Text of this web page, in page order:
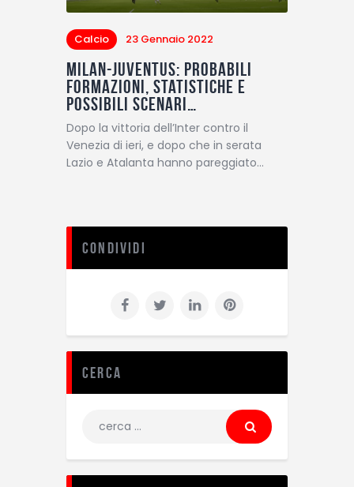
Calcio 23 Gennaio 2022
Milan-Juventus: probabili
formazioni, statistiche e
possibili scenari…
Dopo la vittoria dell’Inter contro il
Venezia di ieri, e dopo che in serata
Lazio e Atalanta hanno pareggiato…
Condividi
Cerca